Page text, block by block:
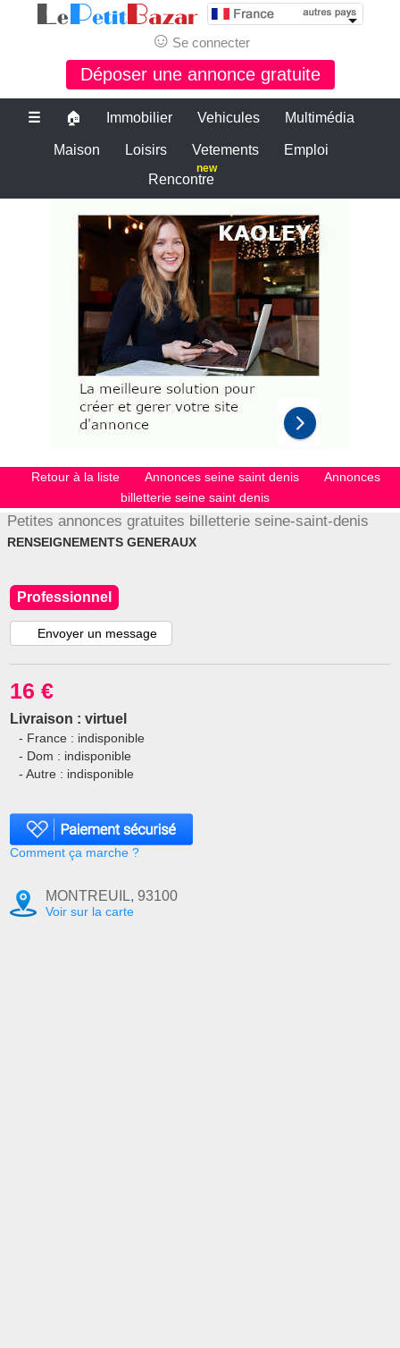
☺ Se connecter
Déposer une annonce gratuite
☰ 🏠 Immobilier Vehicules Multimédia
Maison Loisirs Vetements
Emploi
Rencontre
new
Retour à la liste Annonces seine saint denis
Annonces
billetterie seine saint denis
Petites annonces gratuites billetterie seine-saint-denis
RENSEIGNEMENTS GENERAUX
Professionnel
Envoyer un message
16 €
Livraison : virtuel
- France : indisponible
- Dom : indisponible
- Autre : indisponible
Comment ça marche ?
MONTREUIL, 93100
Voir sur la carte